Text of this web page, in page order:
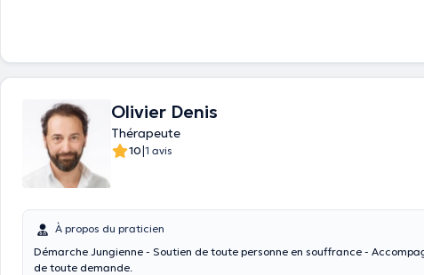
Olivier Denis
Thérapeute
10|1 avis
À propos du praticien
Démarche Jungienne - Soutien de toute personne en souffrance - Accompagnement
de toute demande.